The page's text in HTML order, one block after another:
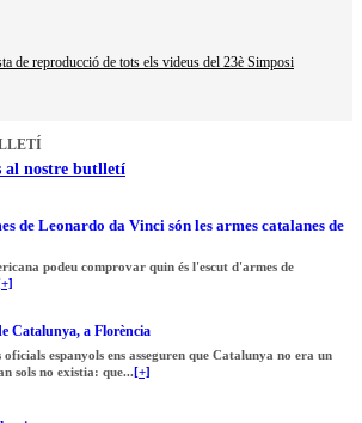
de reproducció de tots els videus del 23è Simposi
al nostre butlletí
de Leonardo da Vinci són les armes catalanes de
podeu comprovar quin és l'escut d'armes de
[+]
Catalunya, a Florència
espanyols ens asseguren que Catalunya no era un
sols no existia: que... [+]